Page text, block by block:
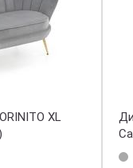
Диван Halmar OSLO 3S
раскладной (бежевый)